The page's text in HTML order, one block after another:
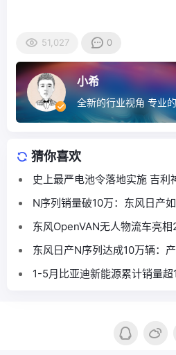
51,027 0
小希
全新的行业视角 专业
猜你喜欢
史上最严电池令落地实施 吉利神盾金砖电池多项实测验
证“又快又好又安全”
N序列销量破10万：东风日产
本”
东风OpenVAN无人物流车亮
8现身物流数智化创新展示区
东风日产N序列达成10万辆：
建转型新路径
1-5月比亚迪新能源累计销量